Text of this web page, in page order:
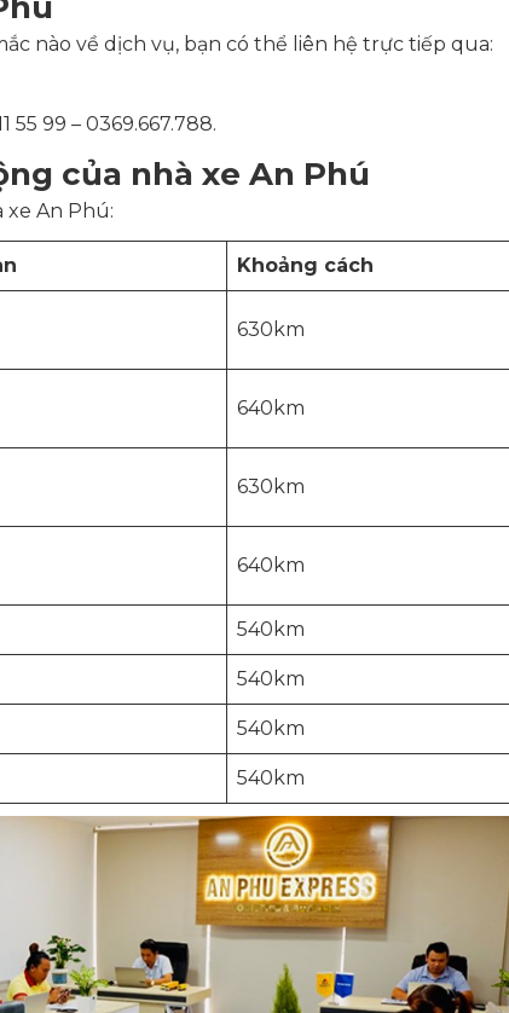
nào về dịch vụ, bạn có thể liên hệ trực tiếp qua:
55 99 – 0369.667.788.
của nhà xe An Phú
An Phú:
Khoảng cách
630km
640km
630km
640km
540km
540km
540km
540km